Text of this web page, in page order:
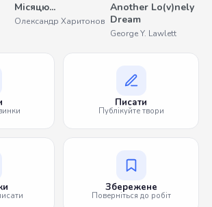
Місяцю...
Олександр Харитонов
Another Lo(v)nely
Dream
George Y. Lawlett
Писати
Публікуйте твори
Збережене
Поверніться до робіт